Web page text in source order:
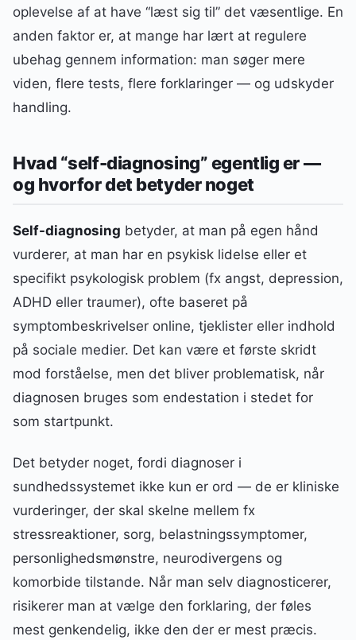
oplevelse af at have “læst sig til” det væsentlige. En
anden faktor er, at mange har lært at regulere
ubehag gennem information: man søger mere
viden, flere tests, flere forklaringer — og udskyder
handling.
Hvad “self-diagnosing” egentlig er —
og hvorfor det betyder noget
Self-diagnosing betyder, at man på egen hånd
vurderer, at man har en psykisk lidelse eller et
specifikt psykologisk problem (fx angst, depression,
ADHD eller traumer), ofte baseret på
symptombeskrivelser online, tjeklister eller indhold
på sociale medier. Det kan være et første skridt
mod forståelse, men det bliver problematisk, når
diagnosen bruges som endestation i stedet for
som startpunkt.
Det betyder noget, fordi diagnoser i
sundhedssystemet ikke kun er ord — de er kliniske
vurderinger, der skal skelne mellem fx
stressreaktioner, sorg, belastningssymptomer,
personlighedsmønstre, neurodivergens og
komorbide tilstande. Når man selv diagnosticerer,
risikerer man at vælge den forklaring, der føles
mest genkendelig, ikke den der er mest præcis.